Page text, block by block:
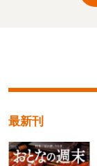
最新刊